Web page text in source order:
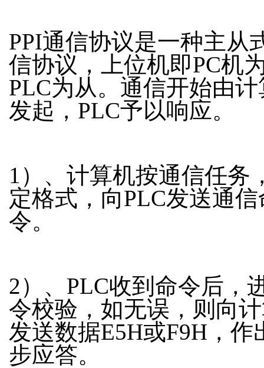
PPI通信协议是一种主从
信协议，上位机即PC机
PLC为从。通信开始由
发起，PLC予以响应。
1）、计算机按通信任务
定格式，向PLC发送通信
令。
2）、PLC收到命令后，
令校验，如无误，则向
发送数据E5H或F9H，作
步应答。